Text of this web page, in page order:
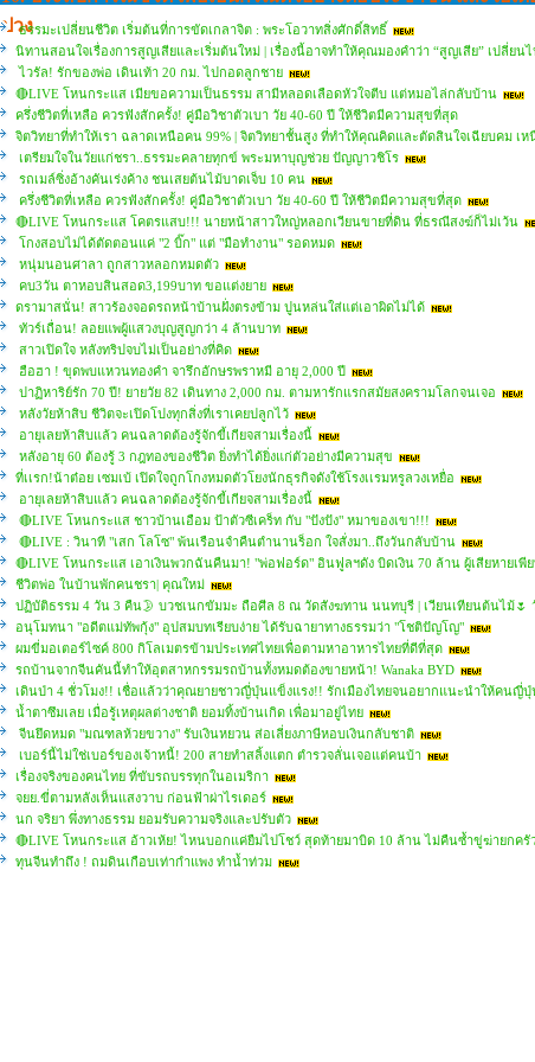
ปวงธรรมะเปลี่ยนชีวิต เริ่มต้นที่การขัดเกลาจิต : พระโอวาทสิ่งศักดิ์สิทธิ์
นิทานสอนใจเรื่องการสูญเสียและเริ่มต้นใหม่ | เรื่องนี้อาจทำให้คุณมองคำว่า “สูญเสีย” เปลี่ยน
ไวรัล! รักของพ่อ เดินเท้า 20 กม. ไปกอดลูกชาย
🔴LIVE โหนกระแส เมียขอความเป็นธรรม สามีหลอดเลือดหัวใจตีบ แต่หมอไล่กลับบ้าน
ครึ่งชีวิตที่เหลือ ควรฟังสักครั้ง! คู่มือวิชาตัวเบา วัย 40-60 ปี ให้ชีวิตมีความสุขที่สุด
จิตวิทยาที่ทำให้เรา ฉลาดเหนือคน 99% | จิตวิทยาชั้นสูง ที่ทำให้คุณคิดและตัดสินใจเฉียบคม เห
เตรียมใจในวัยแก่ชรา..ธรรมะคลายทุกข์ พระมหาบุญช่วย ปัญญาวชิโร
รถเมล์ซิ่งอ้างคันเร่งค้าง ชนเสยต้นไม้บาดเจ็บ 10 คน
ครึ่งชีวิตที่เหลือ ควรฟังสักครั้ง! คู่มือวิชาตัวเบา วัย 40-60 ปี ให้ชีวิตมีความสุขที่สุด
🔴LIVE โหนกระแส โคตรแสบ!!! นายหน้าสาวใหญ่หลอกเวียนขายที่ดิน ที่ธรณีสงฆ์ก็ไม่เว้น
โกงสอบไม่ได้ตัดตอนแค่ "2 บิ๊ก" แต่ "มือทำงาน" รอดหมด
หนุ่มนอนศาลา ถูกสาวหลอกหมดตัว
คบ3วัน ตาหอบสินสอด3,199บาท ขอแต่งยาย
ดรามาสนั่น! สาวร้องจอดรถหน้าบ้านฝั่งตรงข้าม ปูนหล่นใส่แต่เอาผิดไม่ได้
ทัวร์เถื่อน! ลอยแพผู้แสวงบุญสูญกว่า 4 ล้านบาท
สาวเปิดใจ หลังทริปจบไม่เป็นอย่างที่คิด
ฮือฮา ! ขุดพบแหวนทองคำ จารึกอักษรพราหมี อายุ 2,000 ปี
ปาฏิหาริย์รัก 70 ปี! ยายวัย 82 เดินทาง 2,000 กม. ตามหารักแรกสมัยสงครามโลกจนเจอ
หลังวัยห้าสิบ ชีวิตจะเปิดโปงทุกสิ่งที่เราเคยปลูกไว้
อายุเลยห้าสิบแล้ว คนฉลาดต้องรู้จักขี้เกียจสามเรื่องนี้
หลังอายุ 60 ต้องรู้ 3 กฎทองของชีวิต ยิ่งทำได้ยิ่งแก่ตัวอย่างมีความสุข
ที่เเรก!น้าต๋อย เซมเบ้ เปิดใจถูกโกงหมดตัวโยงนักธุรกิจดังใช้โรงเเรมหรูลวงเหยื่อ
อายุเลยห้าสิบแล้ว คนฉลาดต้องรู้จักขี้เกียจสามเรื่องนี้
🔴LIVE โหนกระแส ชาวบ้านเอือม ป้าตัวซีเคร็ท กับ "ปังปัง" หมาของเขา!!!
🔴LIVE : วินาที "เสก โลโซ" พ้นเรือนจำคืนตำนานร็อก ใจสั่งมา..ถึงวันกลับบ้าน
🔴LIVE โหนกระแส เอาเงินพวกฉันคืนมา! "พ่อฟอร์ด" อินฟูลฯดัง บิดเงิน 70 ล้าน ผู้เสียหายเพี
ชีวิตพ่อ ในบ้านพักคนชรา| คุณใหม่
ปฏิบัติธรรม 4 วัน 3 คืน🌛 บวชเนกขัมมะ ถือศีล 8 ณ วัดสังฆทาน นนทบุรี | เวียนเทียนต้นไม้🌷
อนุโมทนา "อดีตแม่ทัพกุ้ง" อุปสมบทเรียบง่าย ได้รับฉายาทางธรรมว่า "โชติปัญโญ"
ผมขี่มอเตอร์ไซค์ 800 กิโลเมตรข้ามประเทศไทยเพื่อตามหาอาหารไทยที่ดีที่สุด
รถบ้านจากจีนคันนี้ทำให้อุตสาหกรรมรถบ้านทั้งหมดต้องขายหน้า! Wanaka BYD
เดินป่า 4 ชั่วโมง!! เชื่อแล้วว่าคุณยายชาวญี่ปุ่นแข็งแรง!! รักเมืองไทยจนอยากแนะนำให้คนญี่ปุ่
น้ำตาซึมเลย เมื่อรู้เหตุผลต่างชาติ ยอมทิ้งบ้านเกิด เพื่อมาอยู่ไทย
จีนยึดหมด "มณฑลห้วยขวาง" รับเงินหยวน ส่อเลี่ยงภาษีหอบเงินกลับชาติ
เบอร์นี้ไม่ใช่เบอร์ของเจ้าหนี้! 200 สายทำสลิ้งแตก ตำรวจลั่นเจอแต่คนบ้า
เรื่องจริงของคนไทย ที่ขับรถบรรทุกในอเมริกา
จยย.ขี่ตามหลังเห็นแสงวาบ ก่อนฟ้าผ่าไรเดอร์
นก จริยา พึ่งทางธรรม ยอมรับความจริงและปรับตัว
🔴LIVE โหนกระแส อ้าวเห้ย! ไหนบอกแค่ยืมไปโชว์ สุดท้ายมาบิด 10 ล้าน ไม่คืนซ้ำขู่ฆ่ายกครั
ทุนจีนทำถึง ! ถมดินเกือบเท่ากำแพง ทำน้ำท่วม